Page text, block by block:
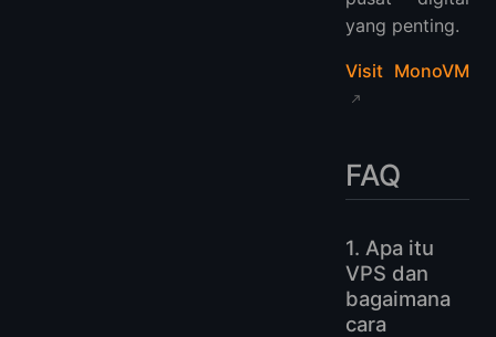
yang penting.
Visit MonoVM
FAQ
1. Apa itu
VPS dan
bagaimana
cara